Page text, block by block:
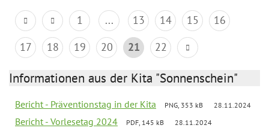
1 ... 13 14 15
16
17
18 19 20 21 22
Informationen aus der Kita "Sonnenschein"
Bericht - Präventionstag in der Kita PNG, 353 kB 28.11.2024
Bericht - Vorlesetag 2024 PDF, 145 kB 28.11.2024